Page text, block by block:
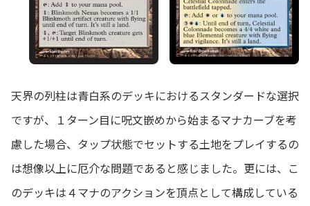
天界の列柱は青白系のデッキにおけるスタンダードな選択
ですが、１ターン目に呪文嵌めから始まるマナカーブを考
慮した場合、タップ状態でセットする土地をプレイするの
は想像以上に厄介な問題であると感じました。更には、こ
のデッキは４マナのアクションを頂点として構成している